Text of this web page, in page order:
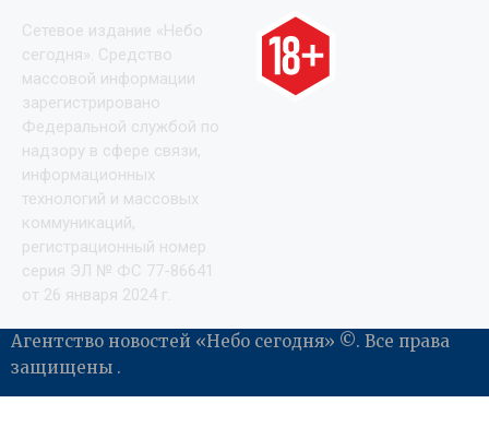
Сетевое издание «Небо
сегодня». Средство
массовой информации
зарегистрировано
Федеральной службой по
надзору в сфере связи,
информационных
технологий и массовых
коммуникаций,
регистрационный номер
серия ЭЛ № ФС 77-86641
от 26 января 2024 г.
Агентство новостей «Небо сегодня» ©. Все права
защищены .